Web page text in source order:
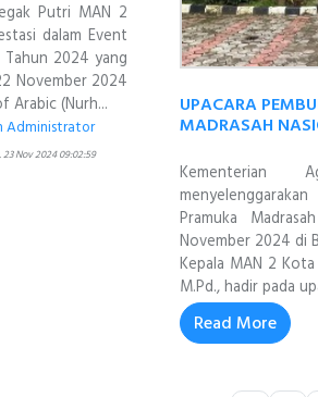
Putri MAN 2
dalam Event
Tahun 2024 yang
November 2024
Arabic (Nurh...
Administrator
23 Nov 2024 09:02:59
UPACARA
MADRASAH
Kementerian
Pramuka
November 2024 di
Kepala MAN 2
M.Pd., hadir pada
Read More